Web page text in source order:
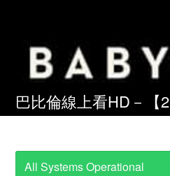
All Systems Operational